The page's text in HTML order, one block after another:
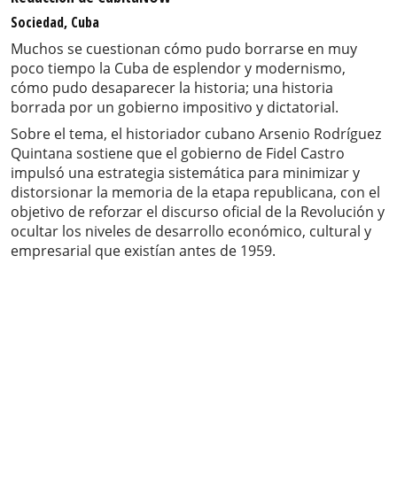
Sociedad, Cuba
Muchos se cuestionan cómo pudo borrarse en muy
poco tiempo la Cuba de esplendor y modernismo,
cómo pudo desaparecer la historia; una historia
borrada por un gobierno impositivo y dictatorial.
Sobre el tema, el historiador cubano Arsenio Rodríguez
Quintana sostiene que el gobierno de Fidel Castro
impulsó una estrategia sistemática para minimizar y
distorsionar la memoria de la etapa republicana, con el
objetivo de reforzar el discurso oficial de la Revolución y
ocultar los niveles de desarrollo económico, cultural y
empresarial que existían antes de 1959.